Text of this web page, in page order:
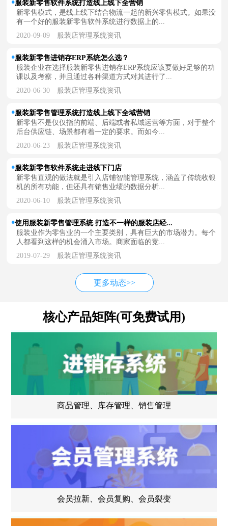
服装新零售软件系统打造线上线下全营销
新零售模式，是线上线下结合物流一起的新兴零售模式。如果没
有一个好的服装新零售软件系统进行数据上的...
2020-09-09 服装店管理系统资讯
服装新零售进销存ERP系统怎么选？
服装企业在选择服装新零售进销存ERP系统应该要做好足够的功
课以及考察，并且通过各种渠道方式对其进行了...
2020-06-30 服装店管理系统资讯
服装新零售管理系统打造线上线下全域营销
新零售不是仅仅指的前端、后端或者私域运营等方面，对于整个
后台供应链、场景都有着一定的要求。而如今...
2020-06-23 服装店管理系统资讯
服装新零售软件系统走进线下门店
新零售直观的做法就是引入店铺智能管理系统，涵盖了传统收银
机的所有功能，但还具有销售业绩的数据分析...
2020-06-10 服装店管理系统资讯
使用服装新零售管理系统 打造不一样的服装店经...
服装业作为零售业的一个主要类别，具有巨大的市场潜力。每个
人都看到这样的机会涌入市场。商家面临的竞...
2019-07-29 服装店管理系统资讯
更多动态>>
核心产品矩阵(可免费试用)
商品管理、库存管理、销售管理
会员拉新、会员复购、会员裂变